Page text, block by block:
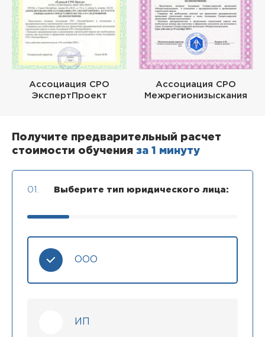
Ассоциация СРО
ЭкспертПроект
Ассоциация СРО
Межрегионизыскания
Получите предварительный расчет
стоимости обучения за 1 минуту
01. Выберите тип юридического лица:
ООО
ИП